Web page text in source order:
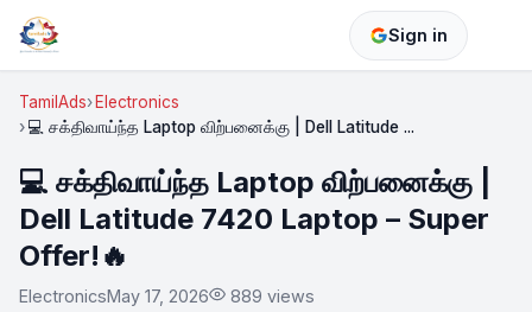
Sign in
TamilAds
Electronics
💻 சக்திவாய்ந்த Laptop விற்பனைக்கு | Dell Latitude ...
💻 சக்திவாய்ந்த Laptop விற்பனைக்கு |
Dell Latitude 7420 Laptop – Super
Offer!🔥
ElectronicsMay 17, 2026 889 views